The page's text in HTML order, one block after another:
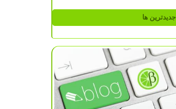
جدیدترین ها